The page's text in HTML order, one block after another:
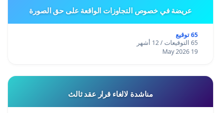
عريضة في خصوص التجاوزات الواقعة على حق الصورة
65 توقيع
65 التوقيعات / 12 أشهر
19 May 2026
مناشدة لالغاء قرار عقد ثالث